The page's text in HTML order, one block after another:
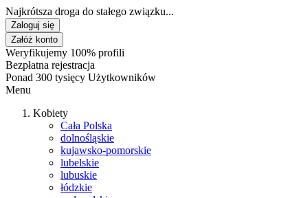
Najkrótsza droga do stałego związku...
Zaloguj się
Załóż konto
Weryfikujemy 100% profili
Bezpłatna rejestracja
Ponad 300 tysięcy Użytkowników
Menu
Kobiety
Cała Polska
dolnośląskie
kujawsko-pomorskie
lubelskie
lubuskie
łódzkie